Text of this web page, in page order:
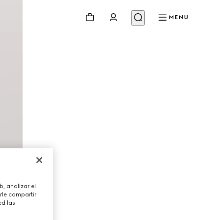
MENU
analizar el
compartir
las